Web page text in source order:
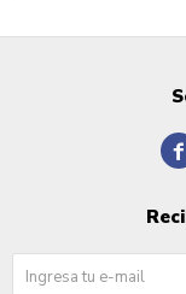
